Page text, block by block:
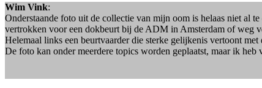
Wim Vink:
Onderstaande foto uit de collectie van mijn oom is helaas niet al
vertrokken voor een dokbeurt bij de ADM in Amsterdam of weg
Helemaal links een beurtvaarder die sterke gelijkenis vertoont
De foto kan onder meerdere topics worden geplaatst, maar ik heb